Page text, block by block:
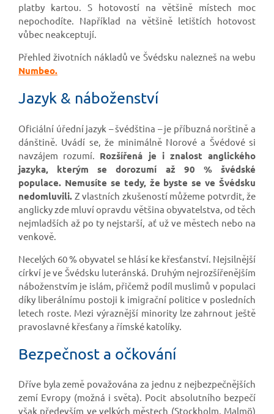
platby kartou. S hotovostí na většině místech moc
nepochodíte. Například na většině letištích hotovost
vůbec neakceptují.
Přehled životních nákladů ve Švédsku nalezneš na webu
Numbeo.
Jazyk & náboženství
Oficiální úřední jazyk – švédština – je příbuzná norštině a
dánštině. Uvádí se, že minimálně Norové a Švédové si
navzájem rozumí. Rozšířená je i znalost anglického
jazyka, kterým se dorozumí až 90 % švédské
populace. Nemusíte se tedy, že byste se ve Švédsku
nedomluvili. Z vlastních zkušeností můžeme potvrdit, že
anglicky zde mluví opravdu většina obyvatelstva, od těch
nejmladších až po ty nejstarší, ať už ve městech nebo na
venkově.
Necelých 60 % obyvatel se hlásí ke křesťanství. Nejsilnější
církví je ve Švédsku luteránská. Druhým nejrozšířenějším
náboženstvím je islám, přičemž podíl muslimů v populaci
díky liberálnímu postoji k imigrační politice v posledních
letech roste. Mezi výraznější minority lze zahrnout ještě
pravoslavné křesťany a římské katolíky.
Bezpečnost a očkování
Dříve byla země považována za jednu z nejbezpečnějších
zemí Evropy (možná i světa). Pocit absolutního bezpečí
však především ve velkých městech (Stockholm, Malmö)